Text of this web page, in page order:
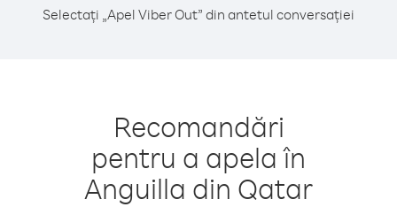
Selectați „Apel Viber Out” din antetul conversației
Recomandări
pentru a apela în
Anguilla din Qatar